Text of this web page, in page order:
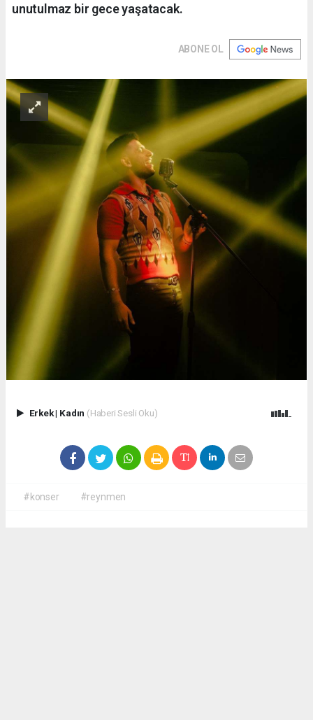
unutulmaz bir gece yaşatacak.
ABONE OL
Erkek| Kadın (Haberi Sesli Oku)
#konser #reynmen